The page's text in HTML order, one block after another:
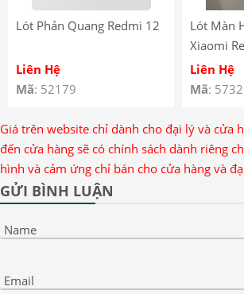
Lót Phản Quang Redmi 12
Liên Hệ
Mã: 52179
Lót Màn
Xiaomi
Liên Hệ
Mã:
Giá trên website chỉ dành cho đại lý và cửa
đến cửa hàng sẽ có chính sách dành riêng
hình và cảm ứng chỉ bán cho cửa hàng và
GỬI BÌNH LUẬN
Name
Email